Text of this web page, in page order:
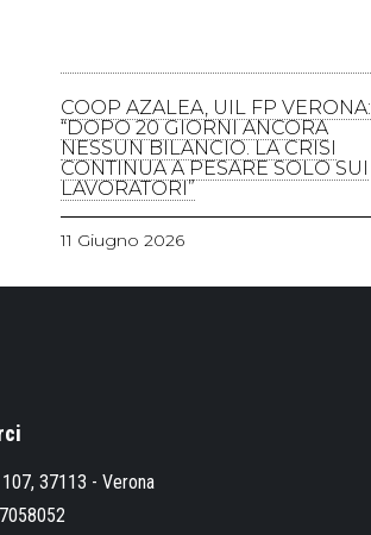
COOP AZALEA, UIL FP VERONA:
“DOPO 20 GIORNI ANCORA
NESSUN BILANCIO. LA CRISI
CONTINUA A PESARE SOLO SUI
LAVORATORI”
11 Giugno 2026
37113 - Verona